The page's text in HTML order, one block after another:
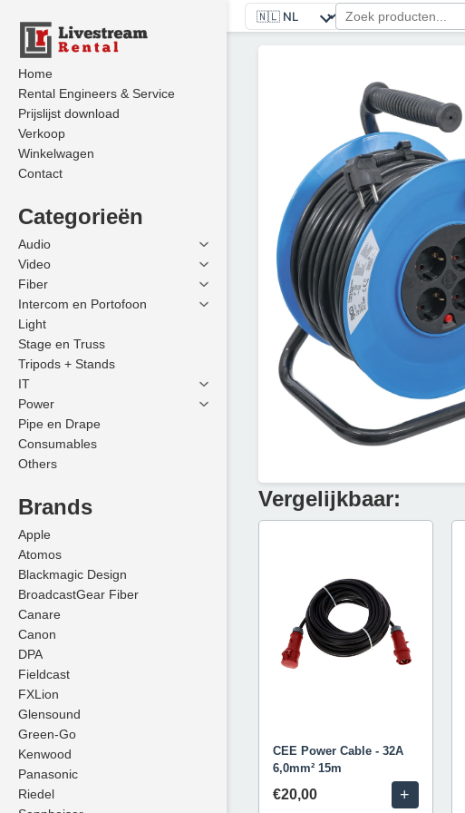
Home
Rental Engineers & Service
Prijslijst download
Verkoop
Winkelwagen
Contact
Categorieën
Audio
Video
Fiber
Intercom en Portofoon
Light
Stage en Truss
Tripods + Stands
IT
Power
Pipe en Drape
Consumables
Others
Brands
Apple
Atomos
Blackmagic Design
BroadcastGear Fiber
Canare
Canon
DPA
Fieldcast
FXLion
Glensound
Green-Go
Kenwood
Panasonic
Riedel
Vergelijkbaar:
CEE Power Cable - 32A
6,0mm² 15m
€20,00 +